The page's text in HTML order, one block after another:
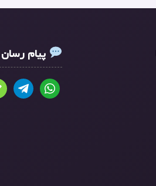
پیام